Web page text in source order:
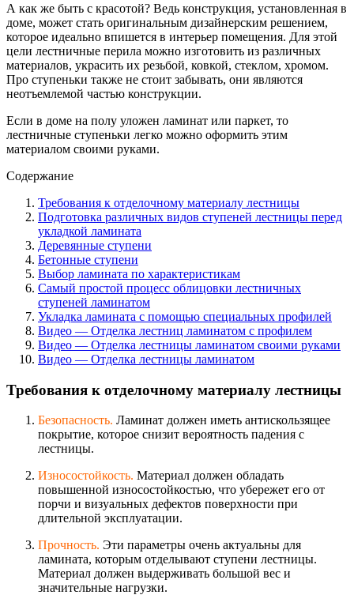
А как же быть с красотой? Ведь конструкция, установленная в
доме, может стать оригинальным дизайнерским решением,
которое идеально впишется в интерьер помещения. Для этой
цели лестничные перила можно изготовить из различных
материалов, украсить их резьбой, ковкой, стеклом, хромом.
Про ступеньки также не стоит забывать, они являются
неотъемлемой частью конструкции.
Если в доме на полу уложен ламинат или паркет, то
лестничные ступеньки легко можно оформить этим
материалом своими руками.
Содержание
Требования к отделочному материалу лестницы
Подготовка различных видов ступеней лестницы перед
укладкой ламината
Деревянные ступени
Бетонные ступени
Выбор ламината по характеристикам
Самый простой процесс облицовки лестничных
ступеней ламинатом
Укладка ламината с помощью специальных профилей
Видео — Отделка лестниц ламинатом с профилем
Видео — Отделка лестницы ламинатом своими руками
Видео — Отделка лестницы ламинатом
Требования к отделочному материалу лестницы
Безопасность. Ламинат должен иметь антискользящее
покрытие, которое снизит вероятность падения с
лестницы.
Износостойкость. Материал должен обладать
повышенной износостойкостью, что убережет его от
порчи и визуальных дефектов поверхности при
длительной эксплуатации.
Прочность. Эти параметры очень актуальны для
ламината, которым отделывают ступени лестницы.
Материал должен выдерживать большой вес и
значительные нагрузки.